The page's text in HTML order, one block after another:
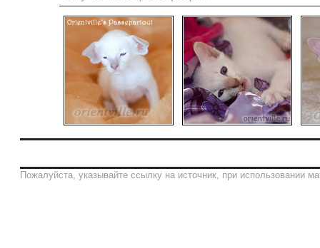
Пожалуйста, указывайте ссылку на источник, при использовании